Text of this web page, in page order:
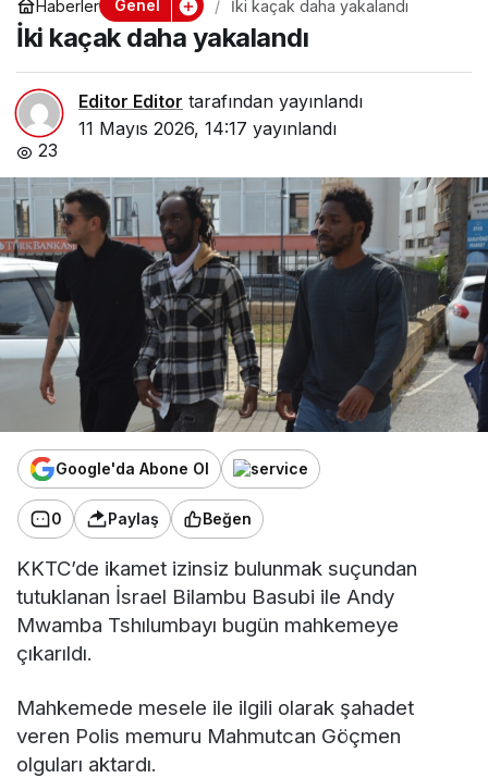
Haberler Genel İki kaçak daha yakalandı
İki kaçak daha yakalandı
Editor Editor tarafından yayınlandı
11 Mayıs 2026, 14:17 yayınlandı
23
Google'da Abone Ol
0 Paylaş Beğen
KKTC’de ikamet izinsiz bulunmak suçundan
tutuklanan İsrael Bilambu Basubi ile Andy
Mwamba Tshılumbayı bugün mahkemeye
çıkarıldı.
Mahkemede mesele ile ilgili olarak şahadet
veren Polis memuru Mahmutcan Göçmen
olguları aktardı.